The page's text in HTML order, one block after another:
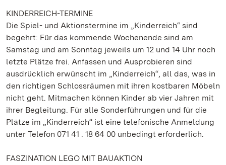
KINDERREICH-TERMINE
Die Spiel- und Aktionstermine im „Kinderreich“ sind
begehrt: Für das kommende Wochenende sind am
Samstag und am Sonntag jeweils um 12 und 14 Uhr noch
letzte Plätze frei. Anfassen und Ausprobieren sind
ausdrücklich erwünscht im „Kinderreich“, all das, was in
den richtigen Schlossräumen mit ihren kostbaren Möbeln
nicht geht. Mitmachen können Kinder ab vier Jahren mit
ihrer Begleitung. Für alle Sonderführungen und für die
Plätze im „Kinderreich“ ist eine telefonische Anmeldung
unter Telefon 071 41 . 18 64 00 unbedingt erforderlich.
FASZINATION LEGO MIT BAUAKTION